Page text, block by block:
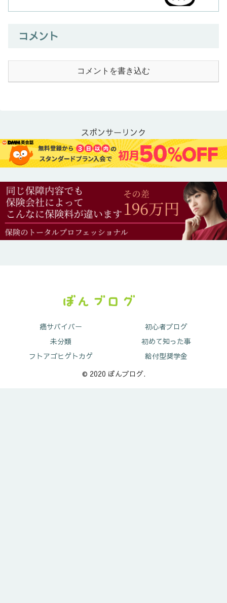
コメント
コメントを書き込む
スポンサーリンク
癌サバイバー
初心者ブログ
未分類
初めて知った事
フトアゴヒゲトカゲ
給付型奨学金
© 2020 ぼんブログ.